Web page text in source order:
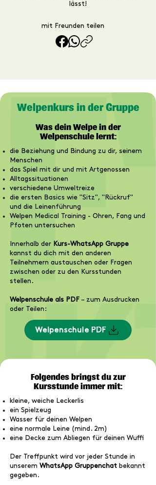
lässt!
mit Freunden teilen
Welpenkurs in der Gruppe
Was dein Welpe in der
Welpenschule lernt:​
die Beziehung und Bindung zu dir, seinem
Menschen
das Spiel mit dir und mit Artgenossen
Alltagssituationen
verschiedene Umweltreize
die ersten Basics wie "Sitz", "Rückruf"
und die Leinenführung
Welpen Medical Training - Ohren, Fang und
Pfoten untersuchen
Innerhalb der Kurs-WhatsApp Gruppe
kannst du dich mit den anderen
Teilnehmern austauschen oder Fragen
zwischen oder zu den Kursstunden
stellen.
Welpenschule als PDF – zum Ausdrucken
oder Teilen:
Welpenschule PDF
Folgendes bringst du zur
Kursstunde immer mit:
kleine, weiche Leckerlis
ein Spielzeug
Wasser für deinen Welpen
eine normale Leine (mind. 2m)
eine Decke zum Abliegen für deinen Wuffi
Der Treffpunkt wird vor jeder Stunde in
unserem WhatsApp Gruppenchat bekannt
gegeben.